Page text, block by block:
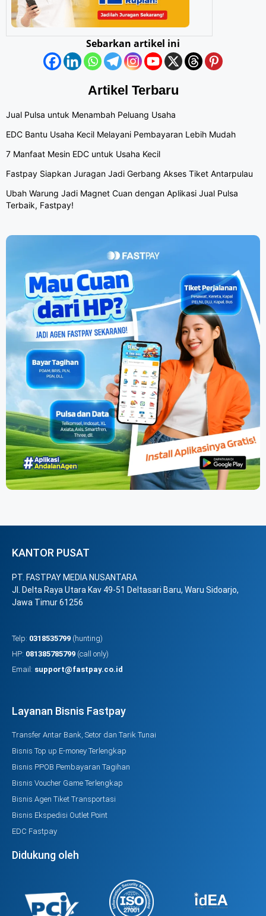
Sebarkan artikel ini
Artikel Terbaru
Jual Pulsa untuk Menambah Peluang Usaha
EDC Bantu Usaha Kecil Melayani Pembayaran Lebih Mudah
7 Manfaat Mesin EDC untuk Usaha Kecil
Fastpay Siapkan Juragan Jadi Gerbang Akses Tiket Antarpulau
Ubah Warung Jadi Magnet Cuan dengan Aplikasi Jual Pulsa
Terbaik, Fastpay!
KANTOR PUSAT
PT. FASTPAY MEDIA NUSANTARA
Jl. Delta Raya Utara Kav 49-51 Deltasari Baru, Waru Sidoarjo,
Jawa Timur 61256
Telp: 0318535799 (hunting)
HP: 081385785799 (call only)
Email: support@fastpay.co.id
Layanan Bisnis Fastpay
Transfer Antar Bank, Setor dan Tarik Tunai
Bisnis Top up E-money Terlengkap
Bisnis PPOB Pembayaran Tagihan
Bisnis Voucher Game Terlengkap
Bisnis Agen Tiket Transportasi
Bisnis Ekspedisi Outlet Point
EDC Fastpay
Didukung oleh